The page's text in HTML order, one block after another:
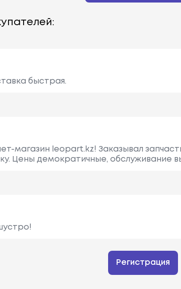
быстрая.
магазин leopart.kz! Заказывал
Цены демократичные, обслуживание
Регистрация